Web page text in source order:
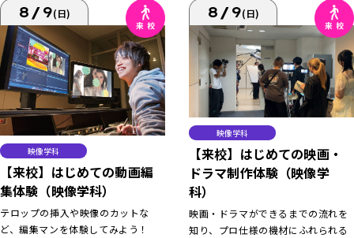
8/9(日)
映像学科
【来校】はじめての動画編
集体験（映像学科）
テロップの挿入や映像のカットな
ど、編集マンを体験してみよう！
8/9(日)
映像学科
【来校】はじめての映画・
ドラマ制作体験（映像学
科）
映画・ドラマができるまでの流れを
知り、プロ仕様の機材にふれられる